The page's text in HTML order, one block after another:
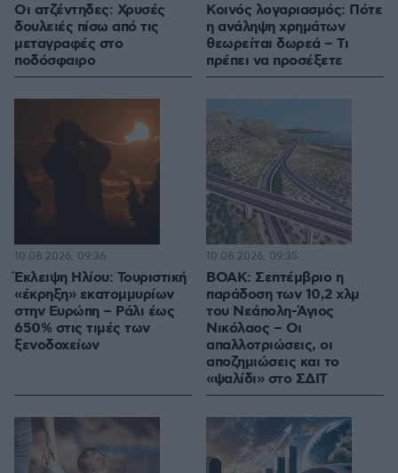
Οι ατζέντηδες: Χρυσές
δουλειές πίσω από τις
μεταγραφές στο
ποδόσφαιρο
Κοινός λογαριασμός: Πότε
η ανάληψη χρημάτων
θεωρείται δωρεά – Τι
πρέπει να προσέξετε
Έκλειψη Ηλίου: Τουριστική
«έκρηξη» εκατομμυρίων
στην Ευρώπη – Ράλι έως
650% στις τιμές των
ξενοδοχείων
10.08.2026, 09:36
ΒΟΑΚ: Σεπτέμβριο η
παράδοση των 10,2 χλμ
του Νεάπολη-Άγιος
Νικόλαος – Οι
απαλλοτριώσεις, οι
αποζημιώσεις και το
«ψαλίδι» στο ΣΔΙΤ
10.08.2026, 09:35